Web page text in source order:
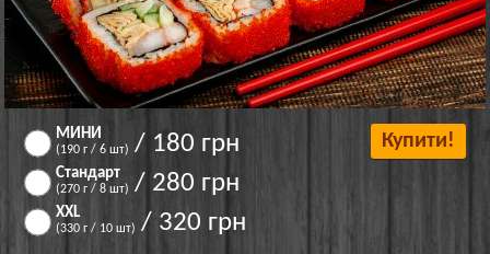
МИНИ
(190 г / 6 шт) / 180 грн
Стандарт
(270 г / 8 шт) / 280 грн
XXL
(330 г / 10 шт) / 320 грн
Купити!